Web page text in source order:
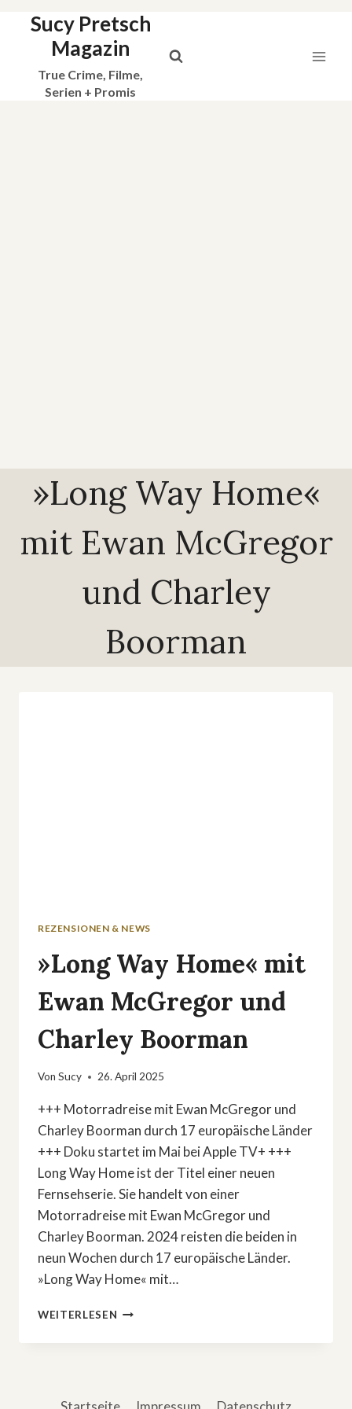
Sucy Pretsch
Magazin
True Crime, Filme,
Serien + Promis
»Long Way Home«
mit Ewan McGregor
und Charley
Boorman
REZENSIONEN & NEWS
»Long Way Home« mit
Ewan McGregor und
Charley Boorman
Von Sucy 26. April 2025
+++ Motorradreise mit Ewan McGregor und
Charley Boorman durch 17 europäische Länder
+++ Doku startet im Mai bei Apple TV+ +++
Long Way Home ist der Titel einer neuen
Fernsehserie. Sie handelt von einer
Motorradreise mit Ewan McGregor und
Charley Boorman. 2024 reisten die beiden in
neun Wochen durch 17 europäische Länder.
»Long Way Home« mit…
WEITERLESEN »LONG
HOME«